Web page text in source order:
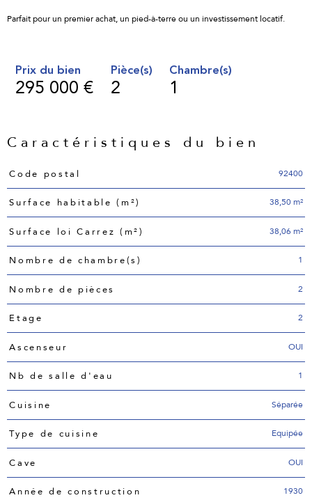
Parfait pour un premier achat, un pied-à-terre ou un investissement locatif.
Prix du bien
295 000 €
Pièce(s)
2
Chambre(s)
1
Caractéristiques du bien
Caractéristiques Valeurs
Code postal 92400
Surface habitable (m²) 38,50 m²
Surface loi Carrez (m²) 38,06 m²
Nombre de chambre(s) 1
Nombre de pièces 2
Etage 2
Ascenseur OUI
Nb de salle d'eau 1
Cuisine Séparée
Type de cuisine Equipée
Cave OUI
Année de construction 1930